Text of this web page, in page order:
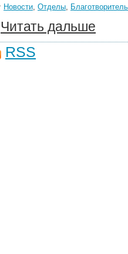
Новости, Отделы,
Читать дальше
RSS